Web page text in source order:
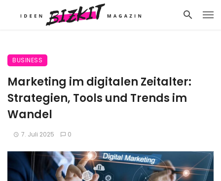
BUSINESS
Marketing im digitalen Zeitalter:
Strategien, Tools und Trends im
Wandel
7. Juli 2025 0